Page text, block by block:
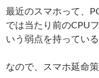
最近のスマホって、
では当たり前のCPU
いう弱点を持っている
なので、スマホ延命